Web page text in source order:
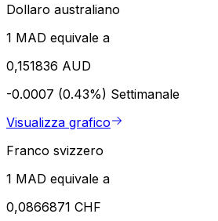
Dollaro australiano
1 MAD equivale a
0,151836 AUD
-0.0007 (0.43%) Settimanale
Visualizza grafico
Franco svizzero
1 MAD equivale a
0,0866871 CHF